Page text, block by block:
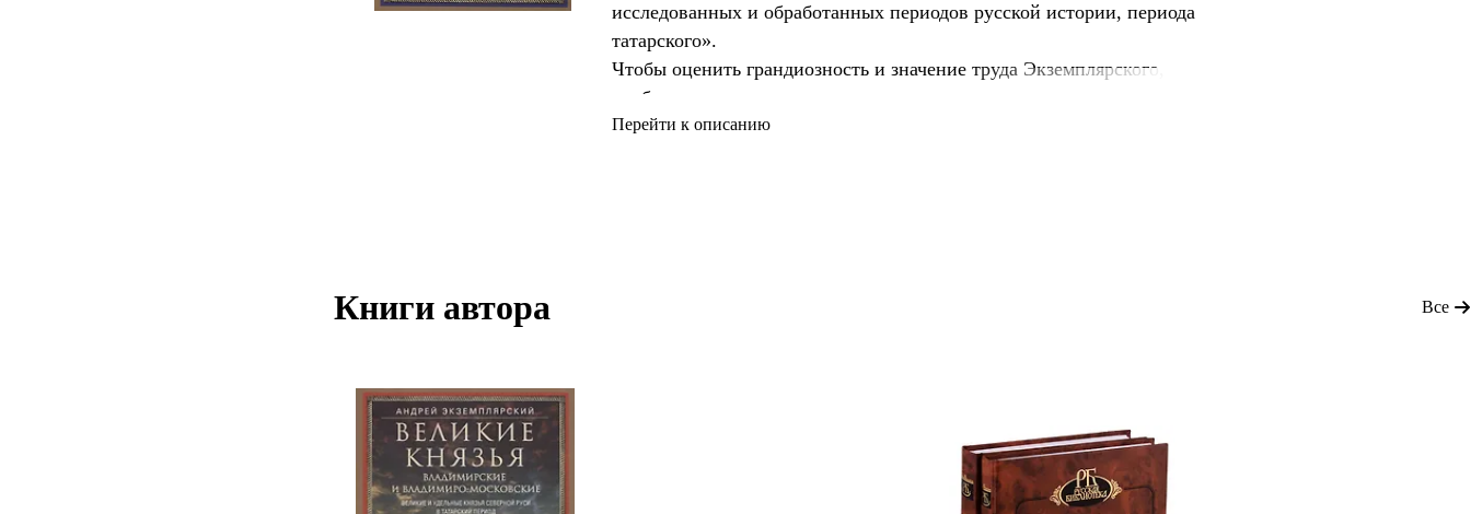
исследованных и обработанных периодов русской истории, периода
татарского».
Чтобы оценить грандиозность и значение труда Экземплярского,
необходимо учесть, с какими трудностями пришлось столкнуться
автору из­за относительной скудости и краткости летописных
Перейти к описанию
Книги автора Все